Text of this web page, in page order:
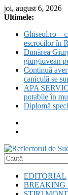
Skip
to
joi, august 6, 2026
Ultimele:
Ghiseul.ro –
escrocilor în
Dunărea
giurgiuvean
Continuă
caniculă se
APA
potabile în
Diplomă
Reflectorul
Sud
EDITORIAL
BREAKING